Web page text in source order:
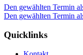
Den gewählten Termin
Den gewählten Termin
Quicklinks